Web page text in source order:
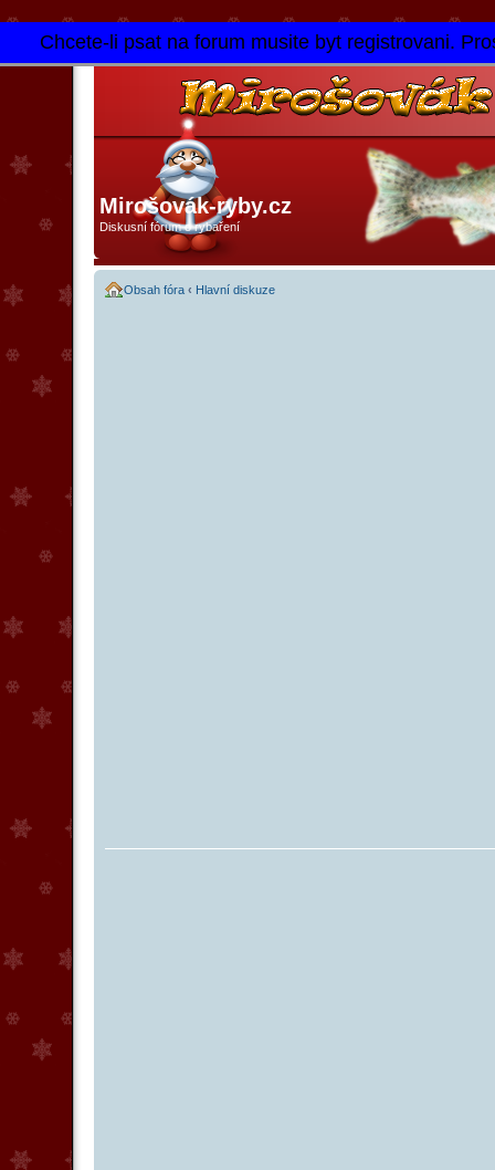
Chcete-li psat na forum musite byt registrovani.
Mirošovák-ryby.cz
Diskusní fórum o rybaření
Obsah fóra ‹ Hlavní diskuze